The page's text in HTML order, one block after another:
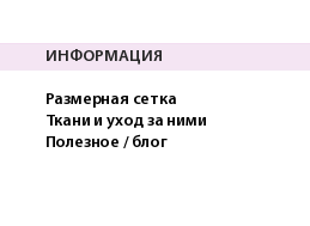
ИНФОРМАЦИЯ
Размерная сетка
Ткани и уход за ними
Полезное / блог